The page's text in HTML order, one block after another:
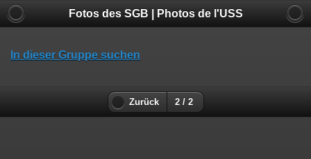
Fotos des SGB | Photos de l'USS
In dieser Gruppe suchen
Zurück 2 / 2